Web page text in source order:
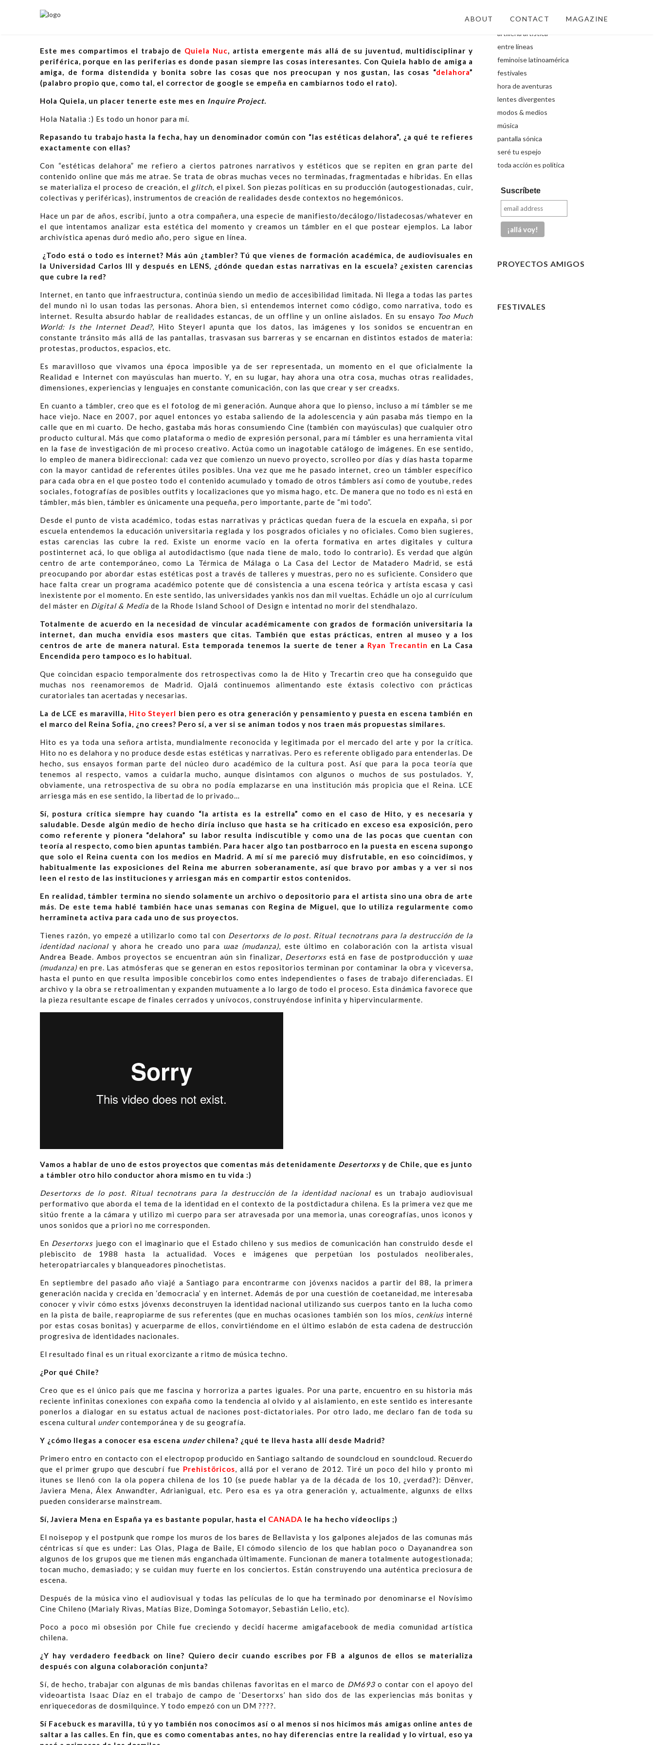
ABOUT CONTACT MAGAZINE
PANTALLA SÓNICA #9 | Quiela Nuc
Este mes compartimos el trabajo de Quiela Nuc, artista emergente más allá de su juventud, multidisciplinar y
periférica, porque en las periferias es donde pasan siempre las cosas interesantes. Con Quiela hablo de amiga a
amiga, de forma distendida y bonita sobre las cosas que nos preocupan y nos gustan, las cosas “delahora”
(palabro propio que, como tal, el corrector de google se empeña en cambiarnos todo el rato).
Hola Quiela, un placer tenerte este mes en Inquire Project.
Hola Natalia :) Es todo un honor para mí.
Repasando tu trabajo hasta la fecha, hay un denominador común con “las estéticas delahora”, ¿a qué te refieres
exactamente con ellas?
Con “estéticas delahora” me refiero a ciertos patrones narrativos y estéticos que se repiten en gran parte del
contenido online que más me atrae. Se trata de obras muchas veces no terminadas, fragmentadas e híbridas. En ellas
se materializa el proceso de creación, el glitch, el pixel. Son piezas políticas en su producción (autogestionadas, cuir,
colectivas y periféricas), instrumentos de creación de realidades desde contextos no hegemónicos.
Hace un par de años, escribí, junto a otra compañera, una especie de manifiesto/decálogo/listadecosas/whatever en
el que intentamos analizar esta estética del momento y creamos un támbler en el que postear ejemplos. La labor
archivística apenas duró medio año, pero sigue en línea.
¿Todo está o todo es internet? Más aún ¿tambler? Tú que vienes de formación académica, de audiovisuales en
la Universidad Carlos III y después en LENS, ¿dónde quedan estas narrativas en la escuela? ¿existen carencias
que cubre la red?
Internet, en tanto que infraestructura, continúa siendo un medio de accesibilidad limitada. Ni llega a todas las partes
del mundo ni lo usan todas las personas. Ahora bien, si entendemos internet como código, como narrativa, todo es
internet. Resulta absurdo hablar de realidades estancas, de un offline y un online aislados. En su ensayo Too Much
World: Is the Internet Dead?, Hito Steyerl apunta que los datos, las imágenes y los sonidos se encuentran en
constante tránsito más allá de las pantallas, trasvasan sus barreras y se encarnan en distintos estados de materia:
protestas, productos, espacios, etc.
Es maravilloso que vivamos una época imposible ya de ser representada, un momento en el que oficialmente la
Realidad e Internet con mayúsculas han muerto. Y, en su lugar, hay ahora una otra cosa, muchas otras realidades,
dimensiones, experiencias y lenguajes en constante comunicación, con las que crear y ser creadxs.
En cuanto a támbler, creo que es el fotolog de mi generación. Aunque ahora que lo pienso, incluso a mí támbler se me
hace viejo. Nace en 2007, por aquel entonces yo estaba saliendo de la adolescencia y aún pasaba más tiempo en la
calle que en mi cuarto. De hecho, gastaba más horas consumiendo Cine (también con mayúsculas) que cualquier otro
producto cultural. Más que como plataforma o medio de expresión personal, para mí támbler es una herramienta vital
en la fase de investigación de mi proceso creativo. Actúa como un inagotable catálogo de imágenes. En ese sentido,
lo empleo de manera bidireccional: cada vez que comienzo un nuevo proyecto, scrolleo por días y días hasta toparme
con la mayor cantidad de referentes útiles posibles. Una vez que me he pasado internet, creo un támbler específico
para cada obra en el que posteo todo el contenido acumulado y tomado de otros támblers así como de youtube, redes
sociales, fotografías de posibles outfits y localizaciones que yo misma hago, etc. De manera que no todo es ni está en
támbler, más bien, támbler es únicamente una pequeña, pero importante, parte de “mi todo”.
Desde el punto de vista académico, todas estas narrativas y prácticas quedan fuera de la escuela en expaña, si por
escuela entendemos la educación universitaria reglada y los posgrados oficiales y no oficiales. Como bien sugieres,
estas carencias las cubre la red. Existe un enorme vacío en la oferta formativa en artes digitales y cultura
postinternet acá, lo que obliga al autodidactismo (que nada tiene de malo, todo lo contrario). Es verdad que algún
centro de arte contemporáneo, como La Térmica de Málaga o La Casa del Lector de Matadero Madrid, se está
preocupando por abordar estas estéticas post a través de talleres y muestras, pero no es suficiente. Considero que
hace falta crear un programa académico potente que dé consistencia a una escena teórica y artísta escasa y casi
inexistente por el momento. En este sentido, las universidades yankis nos dan mil vueltas. Echádle un ojo al currículum
del máster en Digital & Media de la Rhode Island School of Design e intentad no morir del stendhalazo.
Totalmente de acuerdo en la necesidad de vincular académicamente con grados de formación universitaria la
internet, dan mucha envidia esos masters que citas. También que estas prácticas, entren al museo y a los
centros de arte de manera natural. Esta temporada tenemos la suerte de tener a Ryan Trecantin en La Casa
Encendida pero tampoco es lo habitual.
Que coincidan espacio temporalmente dos retrospectivas como la de Hito y Trecartin creo que ha conseguido que
muchas nos reenamoremos de Madrid. Ojalá continuemos alimentando este éxtasis colectivo con prácticas
curatoriales tan acertadas y necesarias.
La de LCE es maravilla, Hito Steyerl bien pero es otra generación y pensamiento y puesta en escena también en
el marco del Reina Sofia, ¿no crees? Pero sí, a ver si se animan todos y nos traen más propuestas similares.
Hito es ya toda una señora artista, mundialmente reconocida y legitimada por el mercado del arte y por la crítica.
Hito no es delahora y no produce desde estas estéticas y narrativas. Pero es referente obligado para entenderlas. De
hecho, sus ensayos forman parte del núcleo duro académico de la cultura post. Así que para la poca teoría que
tenemos al respecto, vamos a cuidarla mucho, aunque disintamos con algunos o muchos de sus postulados. Y,
obviamente, una retrospectiva de su obra no podía emplazarse en una institución más propicia que el Reina. LCE
arriesga más en ese sentido, la libertad de lo privado…
Sí, postura crítica siempre hay cuando “la artista es la estrella” como en el caso de Hito, y es necesaria y
saludable. Desde algún medio de hecho diría incluso que hasta se ha criticado en exceso esa exposición, pero
como referente y pionera “delahora” su labor resulta indiscutible y como una de las pocas que cuentan con
teoría al respecto, como bien apuntas también. Para hacer algo tan postbarroco en la puesta en escena supongo
que solo el Reina cuenta con los medios en Madrid. A mí sí me pareció muy disfrutable, en eso coincidimos, y
habitualmente las exposiciones del Reina me aburren soberanamente, así que bravo por ambas y a ver si nos
leen el resto de las instituciones y arriesgan más en compartir estos contenidos.
En realidad, támbler termina no siendo solamente un archivo o depositorio para el artista sino una obra de arte
más. De este tema hablé también hace unas semanas con Regina de Miguel, que lo utiliza regularmente como
herramineta activa para cada uno de sus proyectos.
Tienes razón, yo empezé a utilizarlo como tal con Desertorxs de lo post. Ritual tecnotrans para la destrucción de la
identidad nacionaly ahora he creado uno para шаг (mudanza), este último en colaboración con la artista visual
Andrea Beade. Ambos proyectos se encuentran aún sin finalizar, Desertorxs está en fase de postproducción y шаг
(mudanza) en pre. Las atmósferas que se generan en estos repositorios terminan por contaminar la obra y viceversa,
hasta el punto en que resulta imposible concebirlos como entes independientes o fases de trabajo diferenciadas. El
archivo y la obra se retroalimentan y expanden mutuamente a lo largo de todo el proceso. Esta dinámica favorece que
la pieza resultante escape de finales cerrados y unívocos, construyéndose infinita y hipervincularmente.
Vamos a hablar de uno de estos proyectos que comentas más detenidamente Desertorxs y de Chile, que es junto
a támbler otro hilo conductor ahora mismo en tu vida :)
Desertorxs de lo post. Ritual tecnotrans para la destrucción de la identidad nacional es un trabajo audiovisual
performativo que aborda el tema de la identidad en el contexto de la postdictadura chilena. Es la primera vez que me
sitúo frente a la cámara y utilizo mi cuerpo para ser atravesada por una memoria, unas coreografías, unos iconos y
unos sonidos que a priori no me corresponden.
En Desertorxs juego con el imaginario que el Estado chileno y sus medios de comunicación han construido desde el
plebiscito de 1988 hasta la actualidad. Voces e imágenes que perpetúan los postulados neoliberales,
heteropatriarcales y blanqueadores pinochetistas.
En septiembre del pasado año viajé a Santiago para encontrarme con jóvenxs nacidos a partir del 88, la primera
generación nacida y crecida en ‘democracia’ y en internet. Además de por una cuestión de coetaneidad, me interesaba
conocer y vivir cómo estxs jóvenxs deconstruyen la identidad nacional utilizando sus cuerpos tanto en la lucha como
en la pista de baile, reapropiarme de sus referentes (que en muchas ocasiones también son los míos, cenkiusinterné
por estas cosas bonitas) y acuerparme de ellos, convirtiéndome en el último eslabón de esta cadena de destrucción
progresiva de identidades nacionales.
El resultado final es un ritual exorcizante a ritmo de música techno.
¿Por qué Chile?
Creo que es el único país que me fascina y horroriza a partes iguales. Por una parte, encuentro en su historia más
reciente infinitas conexiones con expaña como la tendencia al olvido y al aislamiento, en este sentido es interesante
ponerlos a dialogar en su estatus actual de naciones post-dictatoriales. Por otro lado, me declaro fan de toda su
escena cultural undercontemporánea y de su geografía.
Y ¿cómo llegas a conocer esa escena underchilena? ¿qué te lleva hasta allí desde Madrid?
Primero entro en contacto con el electropop producido en Santiago saltando de soundcloud en soundcloud. Recuerdo
que el primer grupo que descubrí fue Prehistöricos, allá por el verano de 2012. Tiré un poco del hilo y pronto mi
itunes se llenó con la ola popera chilena de los 10 (se puede hablar ya de la década de los 10, ¿verdad?): Dënver,
Javiera Mena, Álex Anwandter, Adrianigual, etc. Pero esa es ya otra generación y, actualmente, algunxs de ellxs
pueden considerarse mainstream.
Sí, Javiera Mena en España ya es bastante popular, hasta el CANADA le ha hecho vídeoclips ;)
El noisepop y el postpunk que rompe los muros de los bares de Bellavista y los galpones alejados de las comunas más
céntricas sí que es under: Las Olas, Plaga de Baile, El cómodo silencio de los que hablan poco o Dayanandrea son
algunos de los grupos que me tienen más enganchada últimamente. Funcionan de manera totalmente autogestionada;
tocan mucho, demasiado; y se cuidan muy fuerte en los conciertos. Están construyendo una auténtica preciosura de
escena.
Después de la música vino el audiovisual y todas las películas de lo que ha terminado por denominarse el Novísimo
Cine Chileno (Marialy Rivas, Matías Bize, Dominga Sotomayor, Sebastián Lelio, etc).
Poco a poco mi obsesión por Chile fue creciendo y decidí hacerme amigafacebook de media comunidad artística
chilena.
¿Y hay verdadero feedback on line? Quiero decir cuando escribes por FB a algunos de ellos se materializa
después con alguna colaboración conjunta?
Sí, de hecho, trabajar con algunas de mis bandas chilenas favoritas en el marco de DM693o contar con el apoyo del
videoartista Isaac Díaz en el trabajo de campo de ‘Desertorxs’ han sido dos de las experiencias más bonitas y
enriquecedoras de dosmilquince. Y todo empezó con un DM ????.
Sí Facebuck es maravilla, tú y yo también nos conocimos así o al menos si nos hicimos más amigas online antes de
saltar a las calles. En fin, que es como comentabas antes, no hay diferencias entre la realidad y lo virtual, eso ya
Secciones
artillería artística
entre líneas
feminoise latinoamérica
festivales
hora de aventuras
lentes divergentes
modos & medios
música
pantalla sónica
seré tu espejo
toda acción es política
Suscríbete
PROYECTOS AMIGOS
FESTIVALES